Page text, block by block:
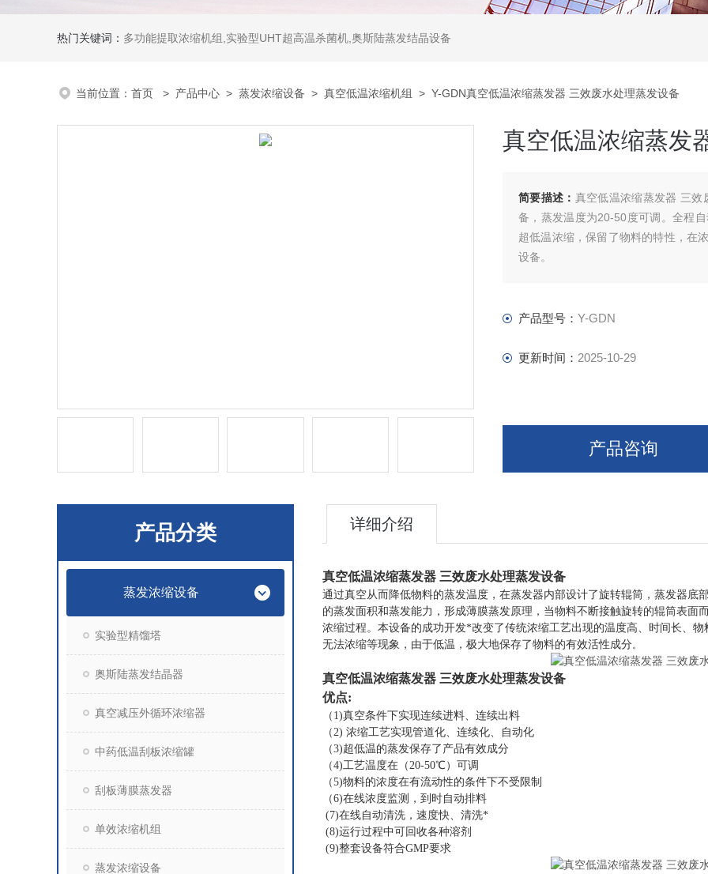
热门关键词： 多功能提取浓缩机组,实验型UHT超高温杀菌机,奥斯陆蒸发结晶设备
当前位置： 首页 > 产品中心 > 蒸发浓缩设备 > 真空低温浓缩机组 > Y-GDN真空低温浓缩蒸发器 三效废水处理蒸发设备
真空低温浓缩蒸发
简要描述： 真空低温浓缩蒸发器 三效
备，蒸发温度为20-50度可调。全程
超低温浓缩，保留了物料的特性，在
设备。
产品型号： Y-GDN
更新时间： 2025-10-29
产品咨询
产品分类
蒸发浓缩设备
实验型精馏塔
奥斯陆蒸发结晶器
真空减压外循环浓缩器
中药低温刮板浓缩罐
刮板薄膜蒸发器
单效浓缩机组
蒸发浓缩设备
详细介绍
真空低温浓缩蒸发器 三效废水处理蒸发设备
通过真空从而降低物料的蒸发温度，在蒸发器内部设计了旋转辊筒，蒸发器底
的蒸发面积和蒸发能力，形成薄膜蒸发原理，当物料不断接触旋转的辊筒表面
浓缩过程。本设备的成功开发*改变了传统浓缩工艺出现的温度高、时间长、
无法浓缩等现象，由于低温，极大地保存了物料的有效活性成分。
真空低温浓缩蒸发器 三效废水处理蒸发设备
优点:
（1)真空条件下实现连续进料、连续出料
（2) 浓缩工艺实现管道化、连续化、自动化
（3)超低温的蒸发保存了产品有效成分
（4)工艺温度在（20-50℃）可调
（5)物料的浓度在有流动性的条件下不受限制
（6)在线浓度监测，到时自动排料
(7)在线自动清洗，速度快、清洗*
(8)运行过程中可回收各种溶剂
(9)整套设备符合GMP要求